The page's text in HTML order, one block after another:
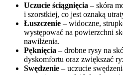
Uczucie ściągnięcia – skóra
i szorstkiej, co jest oznaką
Łuszczenie – widoczne,
występować na powierzchni
nawilżenia.
Pęknięcia – drobne rysy na
dyskomfortu oraz zwiększać
Swędzenie – uczucie